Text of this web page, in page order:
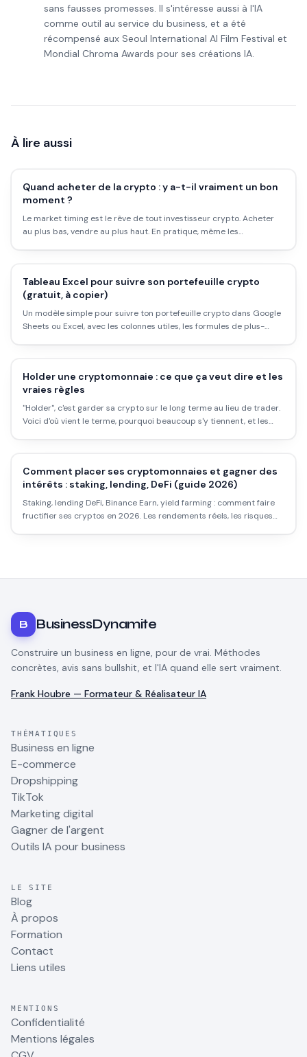
sans fausses promesses. Il s'intéresse aussi à l'IA
comme outil au service du business, et a été
récompensé aux Seoul International AI Film Festival et
Mondial Chroma Awards pour ses créations IA.
À lire aussi
Quand acheter de la crypto : y a-t-il vraiment un bon
moment ?
Le market timing est le rêve de tout investisseur crypto. Acheter
au plus bas, vendre au plus haut. En pratique, même les
Tableau Excel pour suivre son portefeuille crypto
(gratuit, à copier)
Un modèle simple pour suivre ton portefeuille crypto dans Google
Sheets ou Excel, avec les colonnes utiles, les formules de plus-
Holder une cryptomonnaie : ce que ça veut dire et les
vraies règles
"Holder", c'est garder sa crypto sur le long terme au lieu de trader.
Voici d'où vient le terme, pourquoi beaucoup s'y tiennent, et les
Comment placer ses cryptomonnaies et gagner des
intérêts : staking, lending, DeFi (guide 2026)
Staking, lending DeFi, Binance Earn, yield farming : comment faire
fructifier ses cryptos en 2026. Les rendements réels, les risques
B BusinessDynamite
Construire un business en ligne, pour de vrai. Méthodes
concrètes, avis sans bullshit, et l'IA quand elle sert vraiment.
Frank Houbre — Formateur & Réalisateur IA
THÉMATIQUES
Business en ligne
E-commerce
Dropshipping
TikTok
Marketing digital
Gagner de l'argent
Outils IA pour business
LE SITE
Blog
À propos
Formation
Contact
Liens utiles
MENTIONS
Confidentialité
Mentions légales